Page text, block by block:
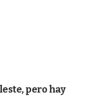
pero hay